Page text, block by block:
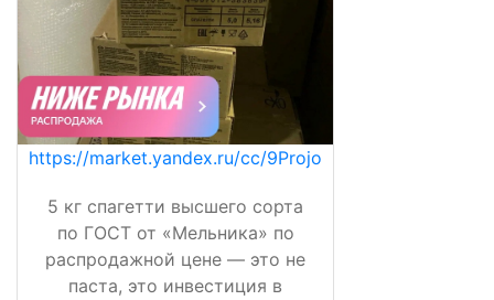
https://market.yandex.ru/cc/9Projo
5 кг спагетти высшего сорта
по ГОСТ от «Мельника» по
распродажной цене — это не
паста, это инвестиция в